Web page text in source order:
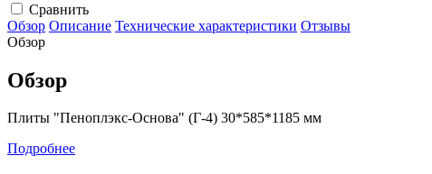
Сравнить
Обзор Описание Технические характеристики Отзывы
Обзор
Обзор
Плиты "Пеноплэкс-Основа" (Г-4) 30*585*1185 мм
Подробнее